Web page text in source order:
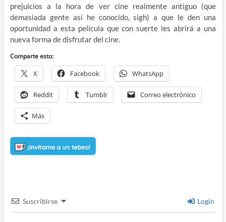
prejuicios a la hora de ver cine realmente antiguo (que
demasiada gente así he conocido, sigh) a que le den una
oportunidad a esta película que con suerte les abrirá a una
nueva forma de disfrutar del cine.
Comparte esto:
X Facebook WhatsApp
Reddit Tumblr Correo electrónico
Más
Suscribirse Login